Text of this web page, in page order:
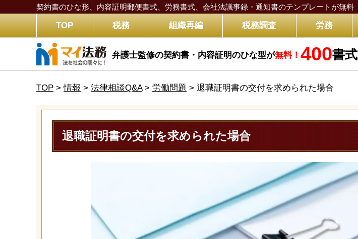
契約書のひな形、内容証明郵便書式、労務書式、 会社法議事録・通知書のテンプレートが無料
TOP 税務 組織再編 税務調査 労務
弁護士監修の契約書・内容証明のひな型が無料！ 400書式
TOP >情報 > 法律相談Q&A> 労働問題 > 退職証明書の交付を求められた場合
退職証明書の交付を求められた場合